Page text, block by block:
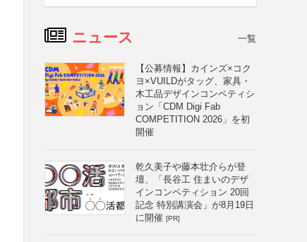
ニュース 一覧
【公募情報】カインズ×コク
ヨ×VUILDがタッグ、家具・
木工品デザインコンペティシ
ョン「CDM Digi Fab
COMPETITION 2026」を初
開催
乾久美子や藤本壮介らが登
壇、「長谷工 住まいのデザ
インコンペティション 20回
記念 特別講演会」が8月19日
に開催 [PR]